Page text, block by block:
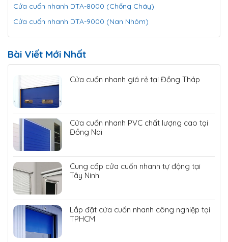
Cửa cuốn nhanh DTA-8000 (Chống Cháy)
Cửa cuốn nhanh DTA-9000 (Nan Nhôm)
Bài Viết Mới Nhất
Cửa cuốn nhanh giá rẻ tại Đồng Tháp
Cửa cuốn nhanh PVC chất lượng cao tại
Đồng Nai
Cung cấp cửa cuốn nhanh tự động tại
Tây Ninh
Lắp đặt cửa cuốn nhanh công nghiệp tại
TPHCM